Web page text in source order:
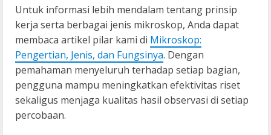
Untuk informasi lebih mendalam tentang prinsip
kerja serta berbagai jenis mikroskop, Anda dapat
membaca artikel pilar kami di Mikroskop:
Pengertian, Jenis, dan Fungsinya. Dengan
pemahaman menyeluruh terhadap setiap bagian,
pengguna mampu meningkatkan efektivitas riset
sekaligus menjaga kualitas hasil observasi di setiap
percobaan.